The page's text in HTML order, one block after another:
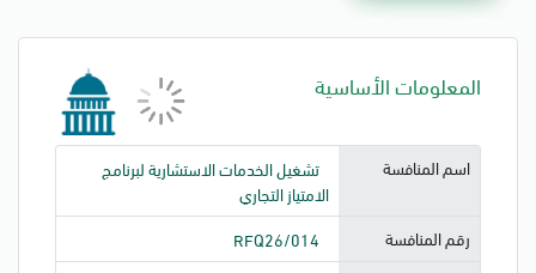
المعلومات الأساسية
اسم المنافسة
تشغيل الخدمات الاستشارية لبرنامج
الامتياز التجاري
رقم المنافسة
RFQ26/014